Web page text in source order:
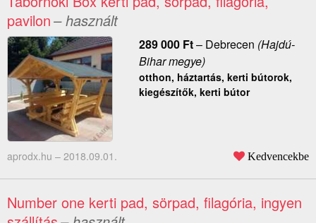
pavilon– használt
289 000 Ft– Debrecen (Hajdú-
Bihar megye)
otthon, háztartás, kerti bútorok,
kiegészítők, kerti bútor
aprodx.hu – 2018.09.01. Kedvencekbe
Number one kerti pad, sörpad, filagória, ingyen